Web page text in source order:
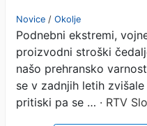
ene
kmetijstvu«
Novice / Okolje
Podnebni ekstremi,
proizvodni stroški
našo prehransko
se v zadnjih letih
pritiski pa se … · RTV